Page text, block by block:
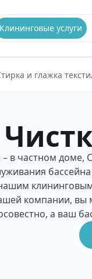
Клининговые услуги
и глажка
в частном доме,
бассейна
компании,
а ваш